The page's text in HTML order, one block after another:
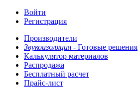
Войти
Регистрация
Производители
Звукоизоляция - Готовые решения
Калькулятор материалов
Распродажа
Бесплатный расчет
Прайс-лист